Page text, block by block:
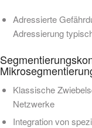
Adressierte
Adressierung
Klassische
Netzwerke
Integration von